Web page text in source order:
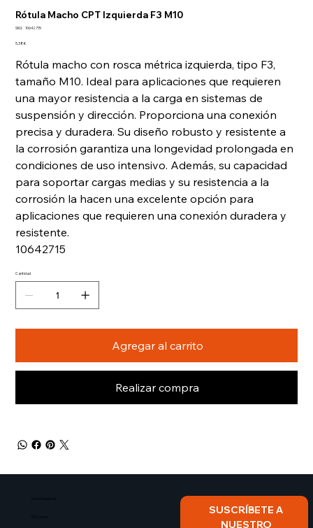
Rótula Macho CPT Izquierda F3 M10
SKU:
SKU
10642715
Precio
5,38 €
Rótula macho con rosca métrica izquierda, tipo F3,
tamaño M10. Ideal para aplicaciones que requieren
una mayor resistencia a la carga en sistemas de
suspensión y dirección. Proporciona una conexión
precisa y duradera. Su diseño robusto y resistente a
la corrosión garantiza una longevidad prolongada en
condiciones de uso intensivo. Además, su capacidad
para soportar cargas medias y su resistencia a la
corrosión la hacen una excelente opción para
aplicaciones que requieren una conexión duradera y
resistente.
10642715
Cantidad
Agregar al carrito
Realizar compra
Mi Cuenta
SUSCRÍBETE A
NUESTRO